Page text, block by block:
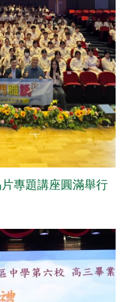
片專題講座圓滿舉行